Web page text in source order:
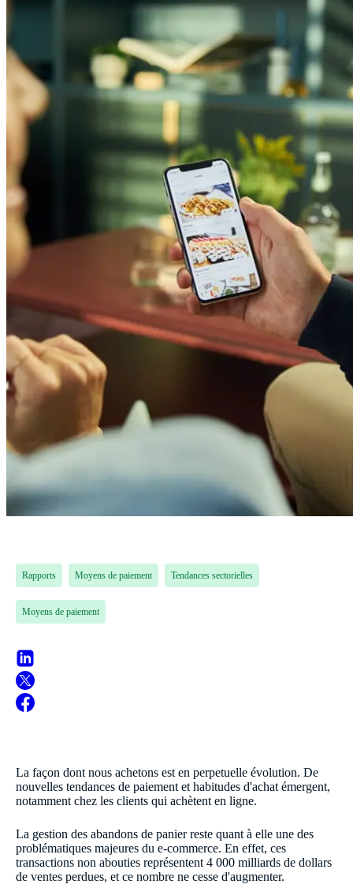
Rapports Moyens de paiement Tendances sectorielles
Moyens de paiement
La façon dont nous achetons est en perpetuelle évolution. De
nouvelles tendances de paiement et habitudes d'achat émergent,
notamment chez les clients qui achètent en ligne.
La gestion des abandons de panier reste quant à elle une des
problématiques majeures du e-commerce. En effet, ces
transactions non abouties représentent 4 000 milliards de dollars
de ventes perdues, et ce nombre ne cesse d'augmenter.